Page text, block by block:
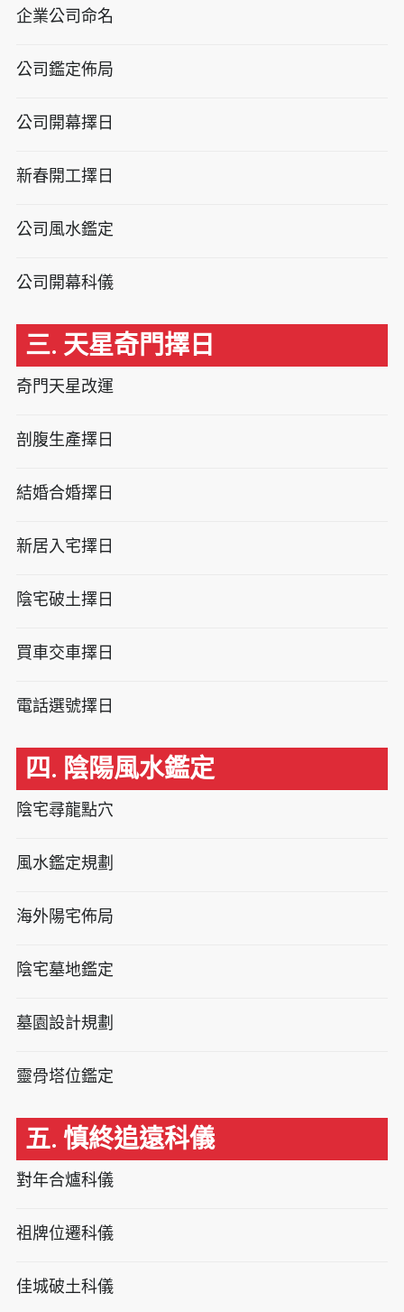
企業公司命名
公司鑑定佈局
公司開幕擇日
新春開工擇日
公司風水鑑定
公司開幕科儀
三. 天星奇門擇日
奇門天星改運
剖腹生產擇日
結婚合婚擇日
新居入宅擇日
陰宅破土擇日
買車交車擇日
電話選號擇日
四. 陰陽風水鑑定
陰宅尋龍點穴
風水鑑定規劃
海外陽宅佈局
陰宅墓地鑑定
墓園設計規劃
靈骨塔位鑑定
五. 慎終追遠科儀
對年合爐科儀
祖牌位遷科儀
佳城破土科儀